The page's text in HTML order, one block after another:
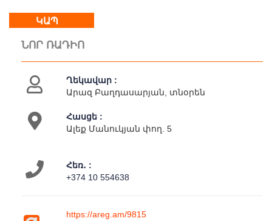
ԿԱՊ
ՆՈՐ ՌԱԴԻՈ
Ղեկավար :
Արազ Բաղդասարյան, տնօրեն
Հասցե :
Ալեք Մանուկյան փող. 5
Հեռ․ :
+374 10 554638
https://areg.am/9815